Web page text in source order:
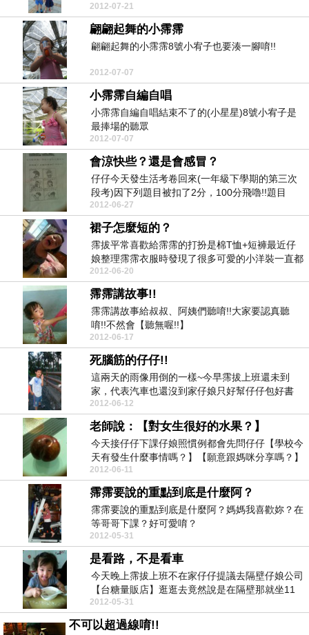
一次懂得什...
2012-07-21
翩翩起舞的小霈霈
翩翩起舞的小霈霈8號小宥子也要湊一腳唷!!
2012-07-07
小霈霈自編自唱
小霈霈自編自唱結束不了的(小星星)8號小宥子是
最捧場的聽眾
2012-07-07
會涼快些？還是會感冒？
仔仔今天發生活考卷回來(一年級下學期的第三次
段考)因下列題目被扣了2分，100分飛嚕!!題目
問：天氣...
2012-06-27
裙子怎麼短的？
霈拔平常喜歡給霈霈的打扮是棉T恤+短褲最近仔
娘整理霈霈衣服時發現了很多可愛的小洋裝一直都
被遺忘的壓在...
2012-06-20
霈霈講故事!!
霈霈講故事給叔叔、阿姨們聽唷!!大家要認真聽
唷!!不然會【聽無喔!!】
2012-06-17
死腦筋的仔仔!!
這兩天的雨像用倒的一樣~今早霈拔上班還未到
家，代表汽車也還沒到家仔娘只好幫仔仔包好書
包、穿好雨衣作好...
2012-06-12
老師說：【對女生很好的水果？】
今天接仔仔下課仔娘照慣例都會先問仔仔【學校今
天有發生什麼事情嗎？】【願意跟媽咪分享嗎？】
仔仔馬上興致...
2012-06-11
霈霈要說的重點到底是什麼阿？
霈霈要說的重點到底是什麼阿？媽媽我喜歡妳？在
等哥哥下課？好可愛唷？
2012-05-31
是看路，不是看車
今天晚上霈拔上班不在家仔仔提議去隔壁仔娘公司
【台糖量販店】逛逛去竟然說是在隔壁那就坐11
號公車上路吧...
2012-05-31
不可以超過線唷!!